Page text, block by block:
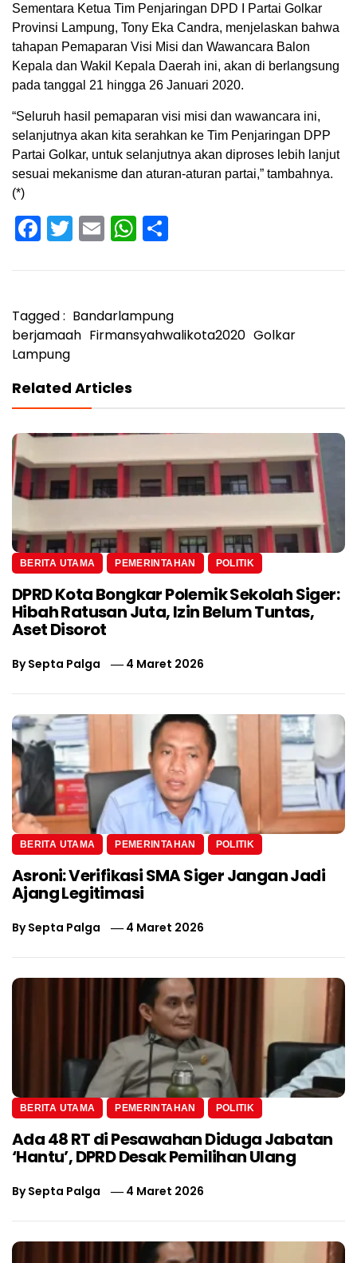
Sementara Ketua Tim Penjaringan DPD I Partai Golkar
Provinsi Lampung, Tony Eka Candra, menjelaskan bahwa
tahapan Pemaparan Visi Misi dan Wawancara Balon
Kepala dan Wakil Kepala Daerah ini, akan di berlangsung
pada tanggal 21 hingga 26 Januari 2020.
“Seluruh hasil pemaparan visi misi dan wawancara ini,
selanjutnya akan kita serahkan ke Tim Penjaringan DPP
Partai Golkar, untuk selanjutnya akan diproses lebih lanjut
sesuai mekanisme dan aturan-aturan partai,” tambahnya.
(*)
Facebook
Twitter
EmailWhatsApp
Tagged : Bandarlampung
berjamaah Firmansyahwalikota2020 Golkar
Lampung
Related Articles
BERITA UTAMA PEMERINTAHAN POLITIK
DPRD Kota Bongkar Polemik Sekolah Siger:
Hibah Ratusan Juta, Izin Belum Tuntas,
Aset Disorot
BySepta Palga 4 Maret 2026
BERITA UTAMA PEMERINTAHAN POLITIK
Asroni: Verifikasi SMA Siger Jangan Jadi
Ajang Legitimasi
BySepta Palga 4 Maret 2026
BERITA UTAMA PEMERINTAHAN POLITIK
Ada 48 RT di Pesawahan Diduga Jabatan
‘Hantu’, DPRD Desak Pemilihan Ulang
BySepta Palga 4 Maret 2026